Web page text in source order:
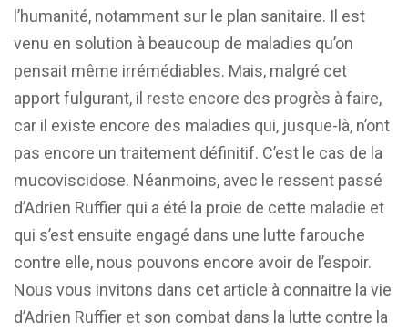
l’humanité, notamment sur le plan sanitaire. Il est
venu en solution à beaucoup de maladies qu’on
pensait même irrémédiables. Mais, malgré cet
apport fulgurant, il reste encore des progrès à faire,
car il existe encore des maladies qui, jusque-là, n’ont
pas encore un traitement définitif. C’est le cas de la
mucoviscidose. Néanmoins, avec le ressent passé
d’Adrien Ruffier qui a été la proie de cette maladie et
qui s’est ensuite engagé dans une lutte farouche
contre elle, nous pouvons encore avoir de l’espoir.
Nous vous invitons dans cet article à connaitre la vie
d’Adrien Ruffier et son combat dans la lutte contre la